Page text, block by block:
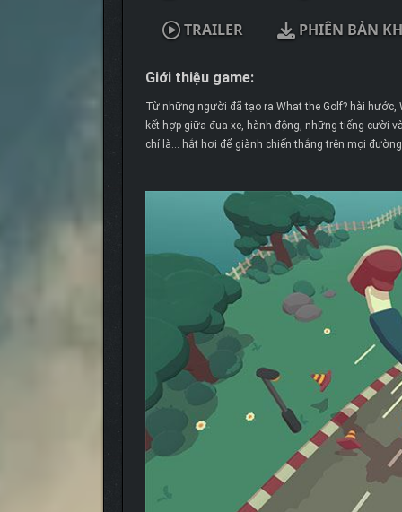
TRAILER PHIÊN BẢN
Giới thiệu game:
Từ những người đã tạo ra What the Golf? hài hước,
kết hợp giữa đua xe, hành động, những tiếng cười
chí là… hắt hơi để giành chiến thắng trên mọi